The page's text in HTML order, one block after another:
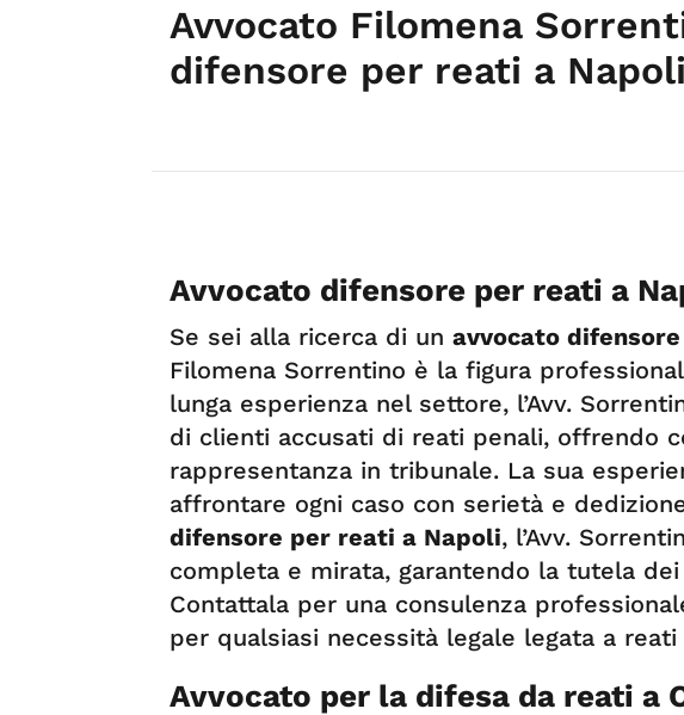
Avvocato Filomena
difensore per reati a
Avvocato difensore per reati a
Se sei alla ricerca di un avvocato
Filomena Sorrentino è la figura
lunga esperienza nel settore, l’Avv.
di clienti accusati di reati penali, offrendo
rappresentanza in tribunale. La sua
affrontare ogni caso con serietà e
difensore per reati a Napoli, l’Avv.
completa e mirata, garantendo la tutela
Contattala per una consulenza
per qualsiasi necessità legale legata a reati
Avvocato per la difesa da reati a